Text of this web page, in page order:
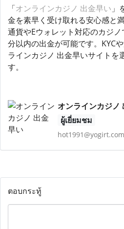
「オンラインカジノ 出金早い 」
金を素早く受け取れる安心感と
通貨やEウォレット対応のカジ
分以内の出金が可能です。KYC
ラインカジノ 出金早いサイトを
す。
オンラインカジノ
ผู้เยี่ยมชม
hot1991@yogirt.com
ตอบกระทู้